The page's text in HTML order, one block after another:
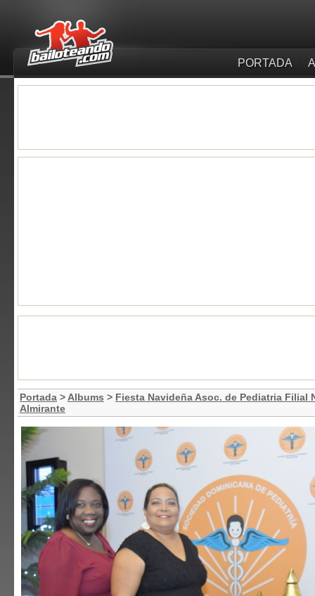
PORTADA
Portada > Albums > Fiesta Navideña Asoc. de Pediatria Filial
Almirante